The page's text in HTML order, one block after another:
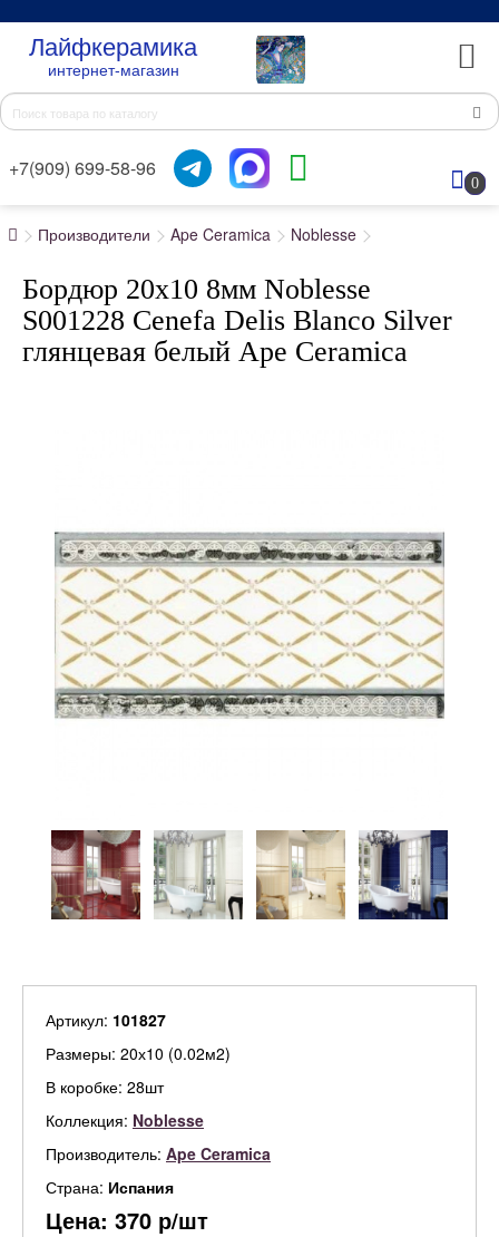
Лайфкерамика
интернет-магазин
+7(909) 699-58-96
0
Производители Ape Ceramica Noblesse
Бордюр 20x10 8мм Noblesse
S001228 Cenefa Delis Blanco Silver
глянцевая белый Ape Ceramica
Артикул: 101827
Размеры: 20х10 (0.02м2)
В коробке: 28шт
Коллекция: Noblesse
Производитель: Ape Ceramica
Страна: Испания
Цена: 370 р/шт